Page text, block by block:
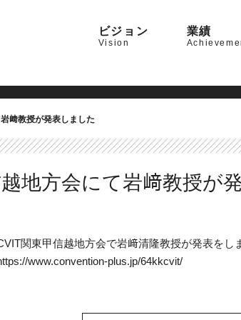
ビジョン
Vision
業績
﨑教授が発表しました
地方会にて岩﨑教授が
関東甲信越地方会で岩﨑清隆教授が発表を
www.convention-plus.jp/64kkcvit/